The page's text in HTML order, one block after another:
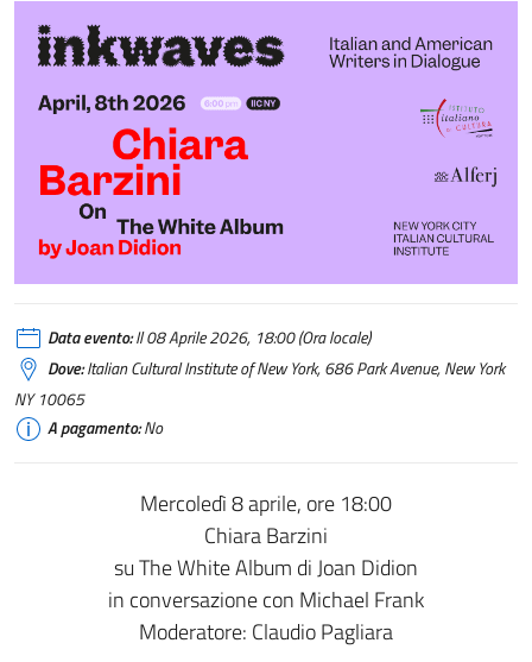
Data evento:Il 08 Aprile 2026, 18:00 (Ora locale)
Dove:Italian Cultural Institute of New York, 686 Park Avenue, New York
NY 10065
A pagamento:No
Mercoledì 8 aprile, ore 18:00
Chiara Barzini
su The White Album di Joan Didion
in conversazione con Michael Frank
Moderatore: Claudio Pagliara